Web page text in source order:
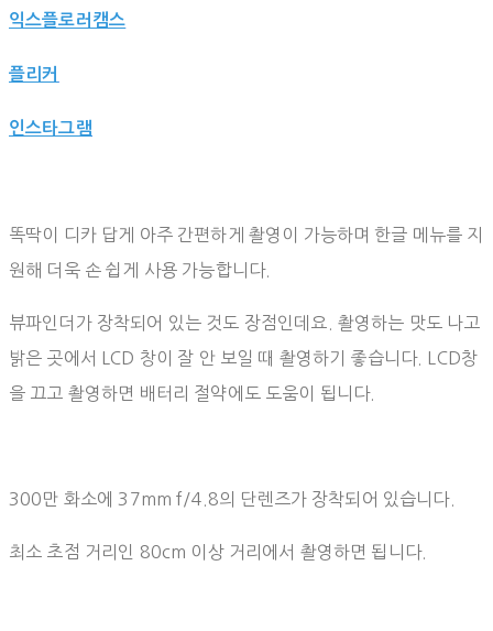
익스플로러캠스
플리커
인스타그램
똑딱이 디카 답게 아주 간편하게 촬영이 가능하며 한글 메뉴를 지
원해 더욱 손 쉽게 사용 가능합니다.
뷰파인더가 장착되어 있는 것도 장점인데요. 촬영하는 맛도 나고
밝은 곳에서 LCD 창이 잘 안 보일 때 촬영하기 좋습니다. LCD창
을 끄고 촬영하면 배터리 절약에도 도움이 됩니다.⠀
300만 화소에 37mm f/4.8의 단렌즈가 장착되어 있습니다.
최소 초점 거리인 80cm 이상 거리에서 촬영하면 됩니다.⠀